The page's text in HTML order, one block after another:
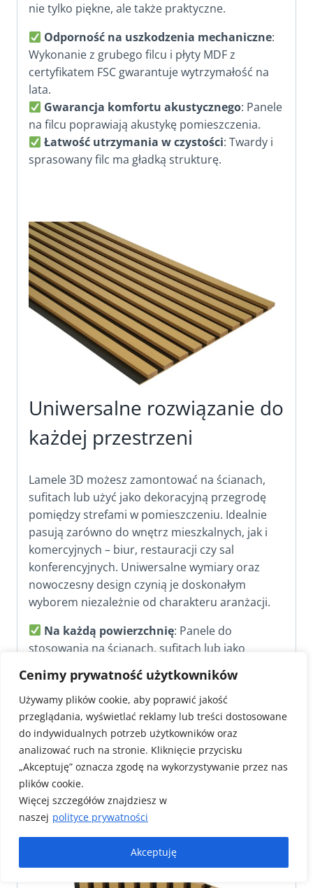
Cenimy prywatność użytkowników
Używamy plików cookie, aby poprawić jakość
przeglądania, wyświetlać reklamy lub treści dostosowane
do indywidualnych potrzeb użytkowników oraz
analizować ruch na stronie. Kliknięcie przycisku
„Akceptuję” oznacza zgodę na wykorzystywanie przez nas
plików cookie.
Więcej szczegółów znajdziesz w
naszej polityce prywatności
Akceptuję
nie tylko piękne, ale także praktyczne.
Odporność na uszkodzenia mechaniczne:
Wykonanie z grubego filcu i płyty MDF z
certyfikatem FSC gwarantuje wytrzymałość na
lata.
Gwarancja komfortu akustycznego: Panele
na filcu poprawiają akustykę pomieszczenia.
Łatwość utrzymania w czystości: Twardy i
sprasowany filc ma gładką strukturę.
Uniwersalne rozwiązanie do
każdej przestrzeni
Lamele 3D możesz zamontować na ścianach,
sufitach lub użyć jako dekoracyjną przegrodę
pomiędzy strefami w pomieszczeniu. Idealnie
pasują zarówno do wnętrz mieszkalnych, jak i
komercyjnych – biur, restauracji czy sal
konferencyjnych. Uniwersalne wymiary oraz
nowoczesny design czynią je doskonałym
wyborem niezależnie od charakteru aranżacji.
Na każdą powierzchnię: Panele do
stosowania na ścianach, sufitach lub jako
Do dowolnego pomieszczenia: Odnajdują
się w salonach, sypialniach, przedpokojach i
gabinetach.
O zróżnicowanym przeznaczeniu: Pasują
do przestrzeni mieszkalnych, biurowych oraz
komercyjnych.